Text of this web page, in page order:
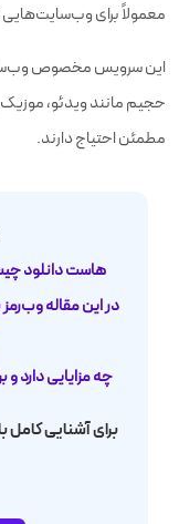
معمولاً برای وب‌سایت‌هایی
این سرویس مخصوص
حجیم مانند ویدئو، موزیک
مطمئن احتیاج دارند.
هاست دانلود
در این مقاله
چه مزایایی دارد
برای آشنایی کامل